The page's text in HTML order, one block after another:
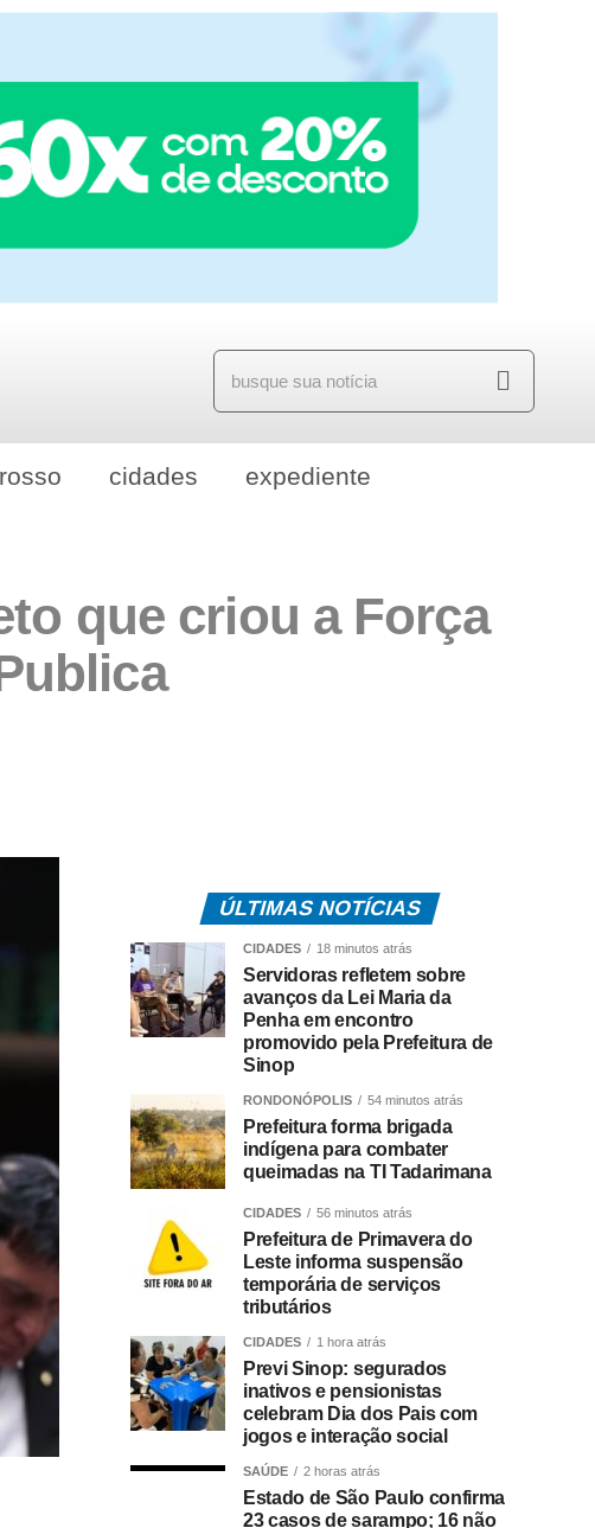
cidades expediente
que criou a Força
ÚLTIMAS NOTÍCIAS
CIDADES 18 minutos atrás
Servidoras refletem sobre
avanços da Lei Maria da
Penha em encontro
promovido pela Prefeitura de
Sinop
RONDONÓPOLIS 54 minutos atrás
Prefeitura forma brigada
indígena para combater
queimadas na TI Tadarimana
CIDADES 56 minutos atrás
Prefeitura de Primavera do
Leste informa suspensão
temporária de serviços
tributários
CIDADES 1 hora atrás
Previ Sinop: segurados
inativos e pensionistas
celebram Dia dos Pais com
jogos e interação social
SAÚDE 2 horas atrás
Estado de São Paulo confirma
23 casos de sarampo; 16 não